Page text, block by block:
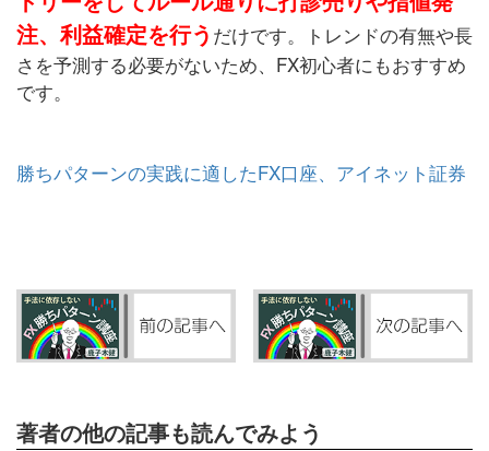
注、利益確定を行う だけです。トレンドの有無や長
さを予測する必要がないため、FX初心者にもおすすめ
です。
勝ちパターンの実践に適したFX口座、アイネット証券
著者の他の記事も読んでみよう